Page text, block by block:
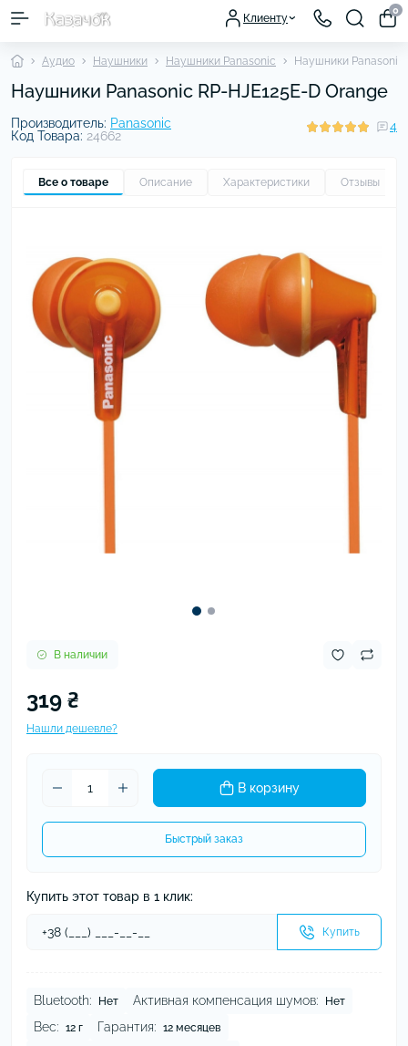
Клиенту
0
Аудио Наушники Наушники Panasonic Наушники Panasonic
Наушники Panasonic RP-HJE125E-D Orange
Производитель: Panasonic
Код Товара: 24662
4
Все о товаре Описание Характеристики Отзывы
В наличии
319 ₴
Нашли дешевле?
В корзину
Быстрый заказ
Купить этот товар в 1 клик:
Купить
Bluetooth: Нет Активная компенсация шумов: Нет
Вес: 12 г Гарантия: 12 месяцев